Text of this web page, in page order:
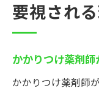
要視され
かかりつけ薬剤師
かかりつけ薬剤師